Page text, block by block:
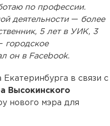
по профессии.
деятельности — более
5 лет в УИК, 3
городское
он в Facebook.
в связи с
Высокинского
нового мэра для